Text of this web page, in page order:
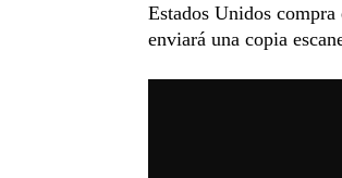
Estados Unidos
enviará una copia